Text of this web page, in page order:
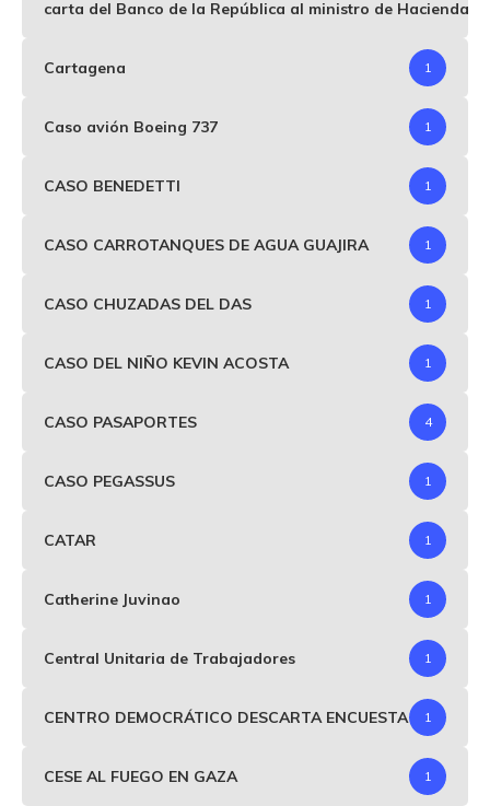
carta del Banco de la República al ministro de Hacienda
Cartagena 1
Caso avión Boeing 737 1
CASO BENEDETTI 1
CASO CARROTANQUES DE AGUA GUAJIRA 1
CASO CHUZADAS DEL DAS 1
CASO DEL NIÑO KEVIN ACOSTA 1
CASO PASAPORTES 4
CASO PEGASSUS 1
CATAR 1
Catherine Juvinao 1
Central Unitaria de Trabajadores 1
CENTRO DEMOCRÁTICO DESCARTA ENCUESTA 1
CESE AL FUEGO EN GAZA 1